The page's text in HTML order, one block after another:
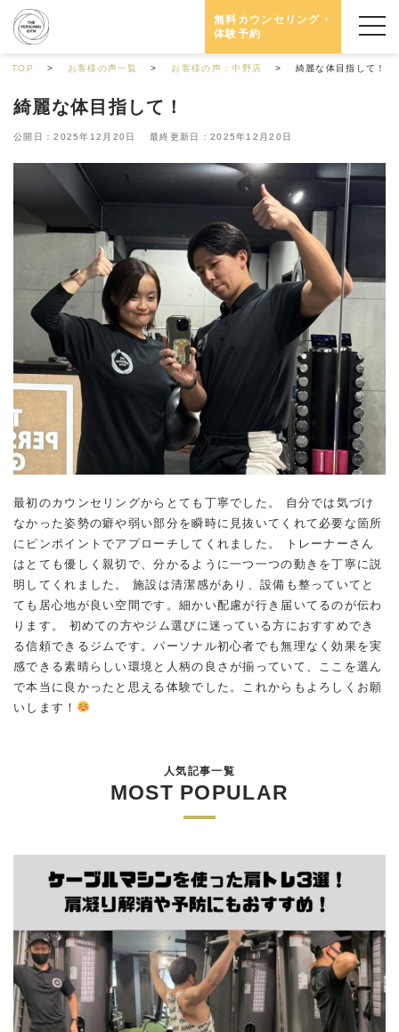
無料カウンセリング・
体験予約
TOP お客様の声一覧 お客様の声：中野店 綺麗な体目指して！
綺麗な体目指して！
公開日：2025年12月20日 最終更新日：2025年12月20日
最初のカウンセリングからとても丁寧でした。 自分では気づけ
なかった姿勢の癖や弱い部分を瞬時に見抜いてくれて必要な箇所
にピンポイントでアプローチしてくれました。 トレーナーさん
はとても優しく親切で、分かるように一つ一つの動きを丁寧に説
明してくれました。 施設は清潔感があり、設備も整っていてと
ても居心地が良い空間です。細かい配慮が行き届いてるのが伝わ
ります。 初めての方やジム選びに迷っている方におすすめでき
る信頼できるジムです。パーソナル初心者でも無理なく効果を実
感できる素晴らしい環境と人柄の良さが揃っていて、ここを選ん
で本当に良かったと思える体験でした。これからもよろしくお願
いします！
人気記事一覧
MOST POPULAR